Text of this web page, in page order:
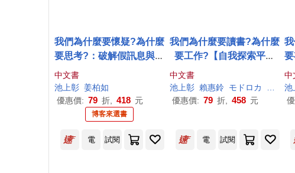
我們為什麼要懷疑?為什麼
要思考?：破解假訊息與網
路陷阱，AI世代必備的媒
體識讀力
中文書
池上彰 姜柏如
優惠價: 79 折, 418 元
博客來選書
我們為什麼要讀書?為什麼
要工作?【自我探索平裝
版】：為了得到幸福，希
望你能好好思考這些事
中文書
池上彰 賴惠鈴 モドロカ
優惠價: 79 折, 458 元
中
池
電 試閱 電 試閱